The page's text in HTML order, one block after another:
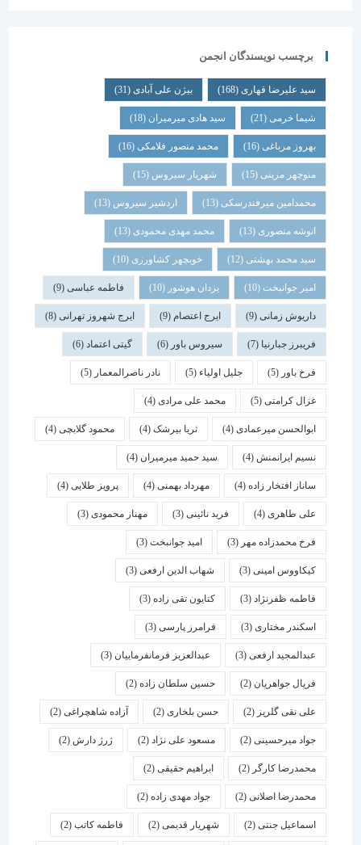
برچسب نویسندگان انجمن
سید علیرضا قهاری(168) بیژن علی آبادی(31)
شیما خرمی(21) سید هادی میرمیران(18)
بهروز مرباغی (16) محمد منصور فلامکی (16)
منوچهر مزینی(15) شهریار سیروس(15)
محمدامین میرفندرسکی(13) اردشیر سیروس(13)
انوشه منصوری(13) محمد مهدی محمودی(13)
سید محمد بهشتی(12) خوبچهر کشاورزی(10)
امیر جوانبخت(10) یزدان هوشور(10) فاطمه عباسی(9)
داریوش زمانی(9) ایرج اعتصام(9) ایرج شهروز تهرانی(8)
فریبرز جبارنیا(7) سیروس باور(6) گیتی اعتماد(6)
فرخ باور(5) جلیل اولیاء(5) نادر ناصرالمعمار (5)
غزال کرامتی(5) محمد علی مرادی(4)
ابوالحسن میرعمادی(4) ثریا بیرشک(4) محمود گلابچی(4)
نسیم ایرانمنش(4) سید حمید میرمیران(4)
ساناز افتخار زاده(4) مهرداد بهمنی (4) پرویز طلایی(4)
علی طاهری(4) فرید نائینی(3) مهناز محمودی(3)
فرخ محمدزاده مهر(3) امید جوانبخت(3)
کیکاووس امینی(3) شهاب الدین ارفعی(3)
فاطمه ظفرنژاد(3) کتایون تقی زاده(3)
اسكندر مختاری (3) فرامرز پارسی(3)
عبدالمجید ارفعی(3) عبدالعزیز فرمانفرماییان(3)
فریال جواهریان(2) حسین سلطان زاده(2)
علی نقی گلریز(2) حسن بلخاری(2) آزاده شاهچراغی(2)
جواد میرحسینی(2) مسعود علی نژاد(2) ژرژ دارش (2)
محمدرضا کارگر(2) ابراهیم حقیقی(2)
محمدرضا اصلانی(2) جواد مهدی زاده(2)
اسماعیل جنتی(2) شهریار قدیمی(2) فاطمه کاتب(2)